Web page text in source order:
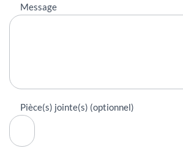
Message
Pièce(s) jointe(s) (optionnel)